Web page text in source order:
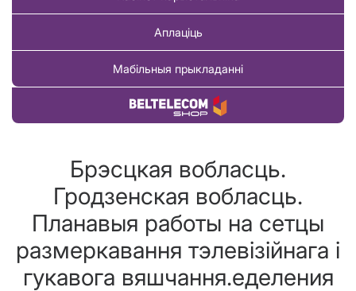
Аплаціць
Мабільныя прыкладанні
Купіць тавар
Брэсцкая вобласць.
Гродзенская вобласць.
Планавыя работы на сетцы
размеркавання тэлевізійнага і
гукавога вяшчання.еделения